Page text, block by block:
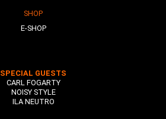
SHOP
E-SHOP
SPECIAL GUESTS
CARL FOGARTY
NOISY STYLE
ILA NEUTRO